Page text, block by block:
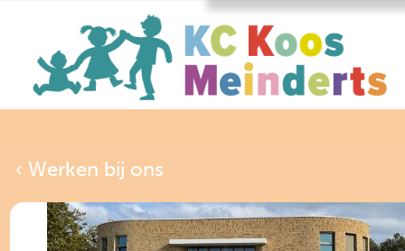
‹ Werken bij ons